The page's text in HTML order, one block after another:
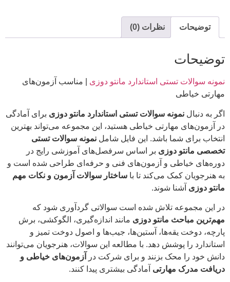
توضیحات نظرات (0)
توضیحات
نمونه سوالات تستی استاندارد مانتو دوزی | مناسب آزمون‌های
مهارتی خیاطی
اگر به دنبال نمونه سوالات تستی استاندارد مانتو دوزی برای آمادگی
در آزمون‌های مهارتی خیاطی هستید، این مجموعه می‌تواند بهترین
انتخاب برای شما باشد. این فایل شامل نمونه سوالات تستی
تخصصی مانتو دوزی بر اساس سرفصل‌های آموزشی رایج در
دوره‌های خیاطی و آزمون‌های فنی و حرفه‌ای طراحی شده است و
به هنرجویان کمک می‌کند تا با ساختار سوالات آزمون و نکات مهم
مانتو دوزی آشنا شوند.
در این مجموعه تلاش شده است سوالاتی گردآوری شود که
مهم‌ترین مباحث مانتو دوزی مانند اندازه‌گیری، الگوکشی، برش
پارچه، دوخت یقه‌ها، آستین‌ها، جیب‌ها و اصول دوخت تمیز و
استاندارد را پوشش دهد. با مطالعه این سوالات، هنرجویان می‌توانند
دانش خود را محک بزنند و برای شرکت در
آزمون‌های خیاطی و
دریافت مدرک مهارتی آمادگی بیشتری پیدا کنند.